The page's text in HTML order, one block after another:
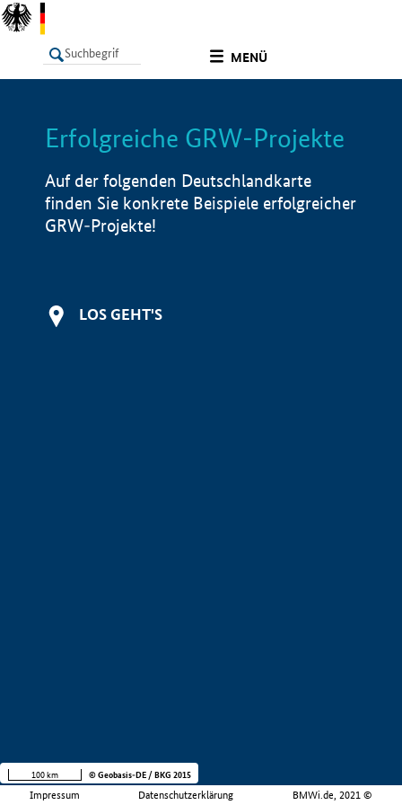
MENÜ
LISTE Info
Erfolgreiche GRW-Projekte
Auf der folgenden Deutschlandkarte
finden Sie konkrete Beispiele erfolgreicher
GRW-Projekte!
LOS GEHT'S
Impressum Datenschutzerklärung BMWi.de, 2021 ©
100 km © Geobasis-DE / BKG 2015